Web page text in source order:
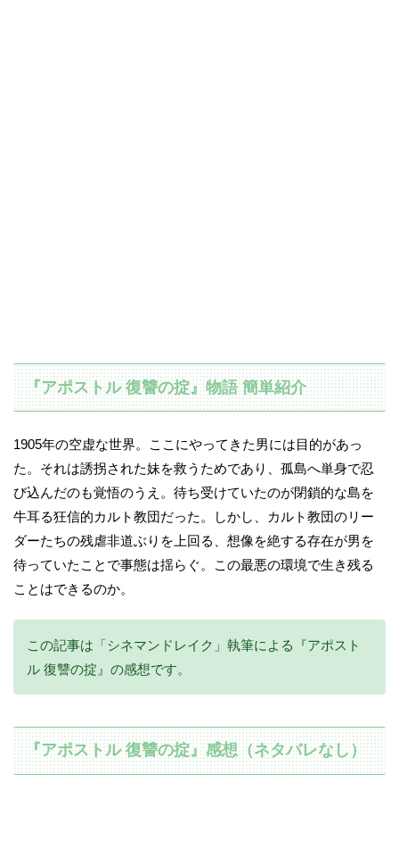
『アポストル 復讐の掟』物語 簡単紹介
1905年の空虚な世界。ここにやってきた男には目的があっ
た。それは誘拐された妹を救うためであり、孤島へ単身で忍
び込んだのも覚悟のうえ。待ち受けていたのが閉鎖的な島を
牛耳る狂信的カルト教団だった。しかし、カルト教団のリー
ダーたちの残虐非道ぶりを上回る、想像を絶する存在が男を
待っていたことで事態は揺らぐ。この最悪の環境で生き残る
ことはできるのか。
この記事は「シネマンドレイク」執筆による『アポスト
ル 復讐の掟』の感想です。
『アポストル 復讐の掟』感想（ネタバレなし）